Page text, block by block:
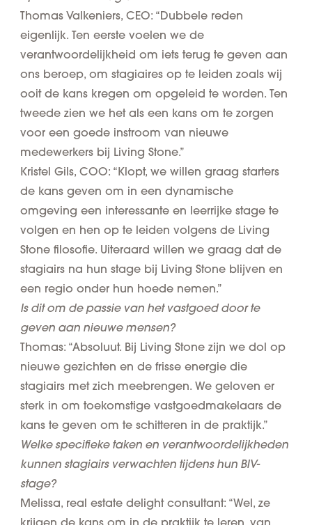
Thomas Valkeniers, CEO: “Dubbele reden
eigenlijk. Ten eerste voelen we de
verantwoordelijkheid om iets terug te geven aan
ons beroep, om stagiaires op te leiden zoals wij
ooit de kans kregen om opgeleid te worden. Ten
tweede zien we het als een kans om te zorgen
voor een goede instroom van nieuwe
medewerkers bij Living Stone.”
Kristel Gils, COO: “Klopt, we willen graag starters
de kans geven om in een dynamische
omgeving een interessante en leerrijke stage te
volgen en hen op te leiden volgens de Living
Stone filosofie. Uiteraard willen we graag dat de
stagiairs na hun stage bij Living Stone blijven en
een regio onder hun hoede nemen.”
Is dit om de passie van het vastgoed door te
geven aan nieuwe mensen?
Thomas: “Absoluut. Bij Living Stone zijn we dol op
nieuwe gezichten en de frisse energie die
stagiairs met zich meebrengen. We geloven er
sterk in om toekomstige vastgoedmakelaars de
kans te geven om te schitteren in de praktijk.”
Welke specifieke taken en verantwoordelijkheden
kunnen stagiairs verwachten tijdens hun BIV-
stage?
Melissa, real estate delight consultant: “Wel, ze